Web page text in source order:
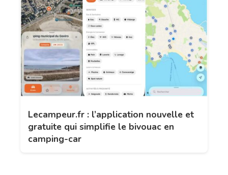
Lecampeur.fr : l’application nouvelle et
gratuite qui simplifie le bivouac en
camping-car